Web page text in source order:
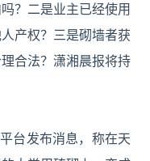
？二是业主已经使用
产权？三是砌墙者获
合法？潇湘晨报将持
台发布消息，称在天